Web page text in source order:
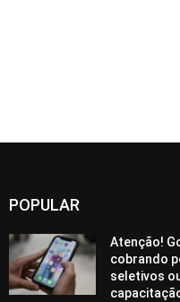
POPULAR
Atenção!
cobrando
seletivos